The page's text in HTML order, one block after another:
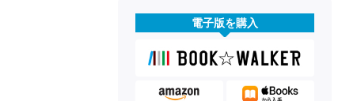
電子版を購入